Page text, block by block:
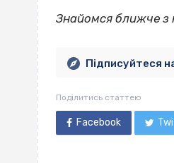
Знайомся ближче
Підписуйтеся
Поділитись статтею
Facebook